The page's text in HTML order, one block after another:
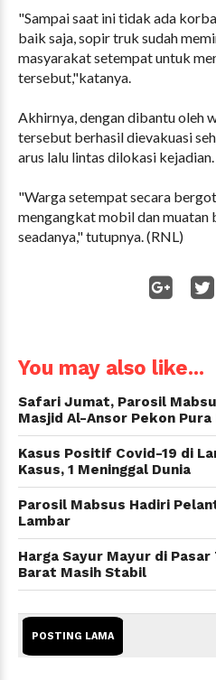
"Sampai saat ini tidak ada
baik saja, sopir truk sudah
masyarakat setempat untuk
tersebut,"katanya.
Akhirnya, dengan dibantu oleh
tersebut berhasil dievakuasi
arus lalu lintas dilokasi kejadian.
"Warga setempat secara
mengangkat mobil dan muatan
seadanya," tutupnya. (RNL)
You may also like...
Safari Jumat, Parosil
Masjid Al-Ansor Pekon
Kasus Positif Covid-19 di
Kasus, 1 Meninggal Dunia
Parosil Mabsus Hadiri
Lambar
Harga Sayur Mayur di
Barat Masih Stabil
POSTING LAMA